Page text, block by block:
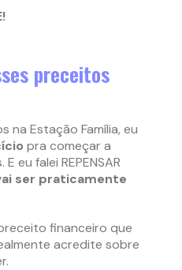
preceitos
na Estação Família, eu
pra começar a
eu falei REPENSAR
ser praticamente
financeiro que
acredite sobre